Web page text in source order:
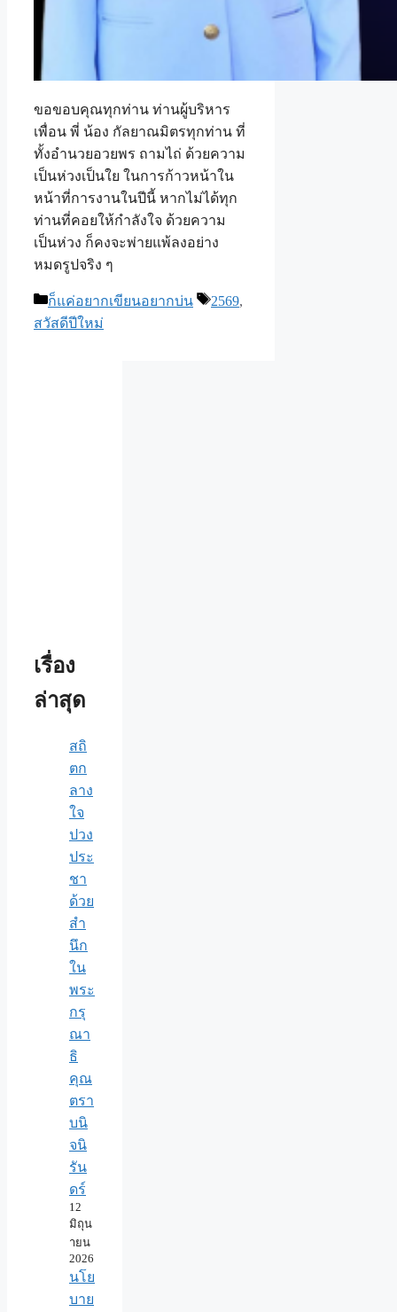
ขอขอบคุณทุกท่าน ท่านผู้บริหาร
เพื่อน พี่ น้อง กัลยาณมิตรทุกท่าน ที่
ทั้งอำนวยอวยพร ถามไถ่ ด้วยความ
เป็นห่วงเป็นใย ในการก้าวหน้าใน
หน้าที่การงานในปีนี้ หากไม่ได้ทุก
ท่านที่คอยให้กำลังใจ ด้วยความ
เป็นห่วง ก็คงจะพ่ายแพ้ลงอย่าง
หมดรูปจริง ๆ
Categories
ก็แค่อยากเขียนอยากบ่น Tags
2569,
สวัสดีปีใหม่
เรื่อง
ล่าสุด
สถิ
ตก
ลาง
ใจ
ปวง
ประ
ชา
ด้วย
สำ
นึก
ใน
พระ
กรุ
ณา
ธิ
คุณ
ตรา
บนิ
จนิ
รัน
ดร์
12
มิถุน
ายน
2026
นโย
บาย